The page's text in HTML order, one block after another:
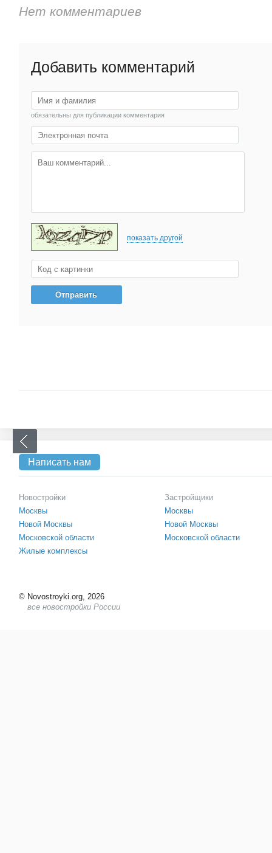
Нет комментариев
Добавить комментарий
обязательны для публикации комментария
показать другой
Написать нам
Новостройки
Москвы
Новой Москвы
Московской области
Жилые комплексы
Застройщики
Москвы
Новой Москвы
Московской области
© Novostroyki.org, 2026
все новостройки России